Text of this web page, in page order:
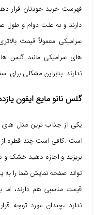
فهرست خرید خودتان قرار
دارند و به علت دوام و طول
سرامیکی معمولاً قیمت
های سرامیکی مانند گلس
ندارند. بنابراین مشکلی برای
گلس نانو مایع ایفون
یکی از جذاب ترین مدل های
بریزید و اجازه دهید خشک
تواند صفحه نمایش شما را
قیمت مناسبی هم دارند،
ندارد ،چندان مورد توجه